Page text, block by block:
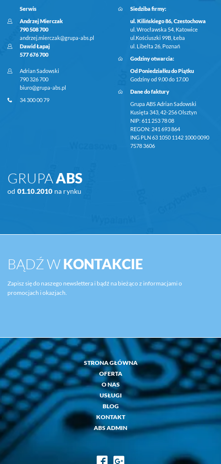
Serwis
Andrzej Mierczak
790 508 700
andrzej.mierczak@grupa-abs.pl
Dawid Łapaj
577 676 700
Adrian Sadowski
790 326 700
biuro@grupa-abs.pl
34 300 00 79
Siedziba firmy:
ul. Kilińskiego 86, Czestochowa
ul. Wrocławska 54, Katowice
ul.Kościuszki 99B, Łeba
ul. Libelta 26, Poznań
Godziny otwarcia:
Od Poniedziałku do Piątku
Godziny od 9.00 do 17.00
Dane do faktury
Grupa ABS Adrian Sadowski
Kusięta 343, 42-256 Olsztyn
NIP: 611 253 78 08
REGON: 241 693 864
ING PLN 63 1050 1142 1000 0090
7578 3606
GRUPA ABS
od 01.10.2010 na rynku
BĄDŹ WKONTAKCIE
Zapisz się do naszego newslettera i bądź na bieżąco z informacjami o
promocjach i okazjach.
STRONA GŁÓWNA
OFERTA
O NAS
USŁUGI
BLOG
KONTAKT
ABS ADMIN